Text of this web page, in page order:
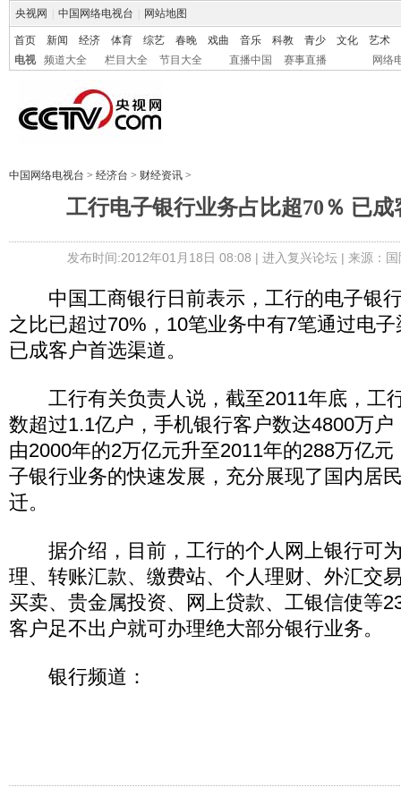
央视网 中国网络电视台 网站地图
首页 新闻 经济 体育 综艺 春晚 戏曲 音乐 科教 青少 文化
艺术
电视
频道大全 栏目大全 节目大全 直播中国 赛事直播 网络
中国网络电视台 > 经济台 > 财经资讯 >
工行电子银行业务占比超70％ 已
发布时间:2012年01月18日 08:08 | 进入复兴论坛| 来源：
中国工商银行日前表示，工行的电子银
之比已超过70%，10笔业务中有7笔通过电
已成客户首选渠道。
工行有关负责人说，截至2011年底，工
数超过1.1亿户，手机银行客户数达4800万
由2000年的2万亿元升至2011年的288万亿
子银行业务的快速发展，充分展现了国内居
迁。
据介绍，目前，工行的个人网上银行可
理、转账汇款、缴费站、个人理财、外汇交
买卖、贵金属投资、网上贷款、工银信使等
客户足不出户就可办理绝大部分银行业务。
银行频道：